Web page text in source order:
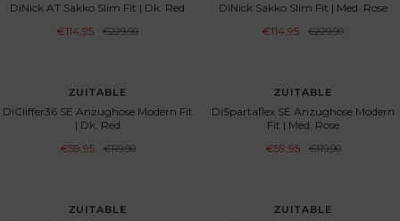
DiNick AT Sakko Slim Fit | Dk. Red
Aanbiedingsprijs
€114,95
Normale
€229,90
DiNick Sakko Slim Fit | Med. Rose
Aanbiedingsprijs
€114,95
Normale
€229,90
BESPAAR 50%ZUITABLE
DiCliffer36 SE Anzughose Modern Fit
| Dk. Red
Aanbiedingsprijs
€59,95
Normale
€119,90
BESPAAR 50%ZUITABLE
DiSpartaflex SE Anzughose Modern
Fit | Med. Rose
Aanbiedingsprijs
€59,95
Normale
€119,90
ZUITABLE BESPAAR 50%ZUITABLE